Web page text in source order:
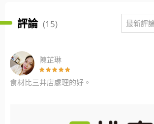
評論 (15) 最新評
陳芷琳
食材比三井店處理的好。